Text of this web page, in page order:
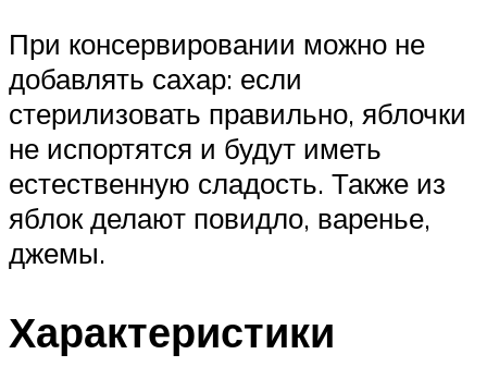
При консервировании можно не
добавлять сахар: если
стерилизовать правильно, яблочки
не испортятся и будут иметь
естественную сладость. Также из
яблок делают повидло, варенье,
джемы.
Характеристики